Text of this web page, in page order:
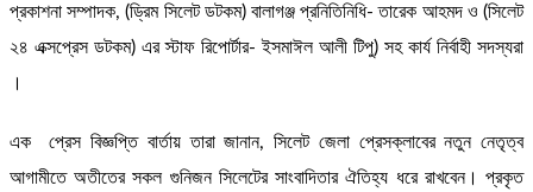
প্রকাশনা সম্পাদক, (ড্রিম সিলেট ডটকম) বালাগঞ্জ প্রনিতিনিধি- তারেক আহমদ ও (সিলেট
২৪ এক্সপ্রেস ডটকম) এর স্টাফ রিপোর্টার- ইসমাঈল আলী টিপু) সহ কার্য নির্বাহী সদস্যরা
।
এক প্রেস বিজ্ঞপ্তি বার্তায় তারা জানান, সিলেট জেলা প্রেসক্লাবের নতুন নেতৃত্ব
আগামীতে অতীতের সকল গুনিজন সিলেটের সাংবাদিতার ঐতিহ্য ধরে রাখবেন। প্রকৃত